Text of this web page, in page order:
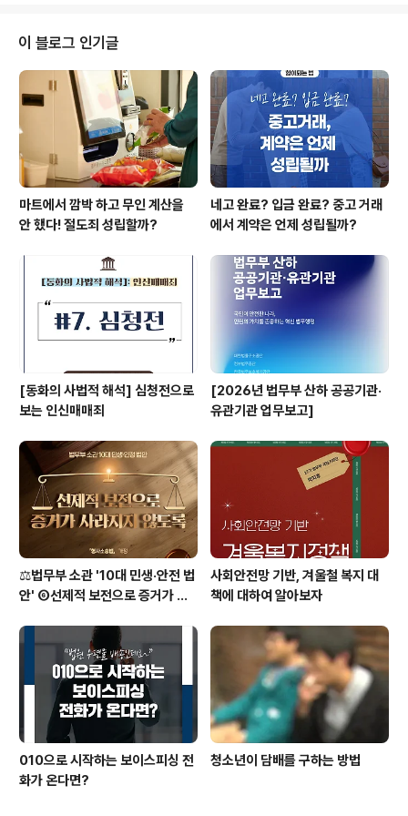
개정안이 시행되고 있습니다. 이에 오늘은 생명 존중 문화
형성의 필요성을 다시금 환기하는 목적에서, 위 법률에서
주목할 만한 사항 몇 가지를 소개하고자 합니다. 점차 커지
는 생명 존중 문화의 필요성, 현재 한국의 자살 문제는? 다
들 익히 알고 있듯이 한국은 OECD 회원국 중 자살률 1위
라는 오명..
이 블로그 인기글
마트에서 깜박 하고 무인 계산을
안 했다! 절도죄 성립할까?
네고 완료? 입금 완료? 중고 거래
에서 계약은 언제 성립될까?
[동화의 사법적 해석] 심청전으로
보는 인신매매죄
[2026년 법무부 산하 공공기관·
유관기관 업무보고]
⚖️법무부 소관 '10대 민생·안전 법
안' ⑥선제적 보전으로 증거가 사
사회안전망 기반, 겨울철 복지 대
책에 대하여 알아보자
010으로 시작하는 보이스피싱 전
화가 온다면?
청소년이 담배를 구하는 방법